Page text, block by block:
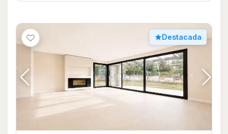
Destacada